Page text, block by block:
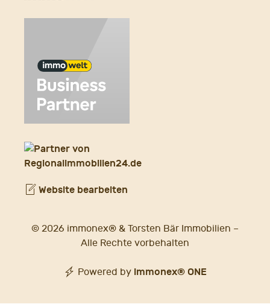
Website bearbeiten
© 2026 immonex® & Torsten Bär Immobilien –
Alle Rechte vorbehalten
Powered by immonex® ONE